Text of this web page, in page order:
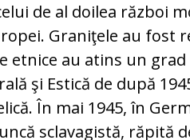
de al doilea război
Graniţele au fost
etnice au atins un
şi Estică de după
În mai 1945, în
scla­va­gis­tă, răpită